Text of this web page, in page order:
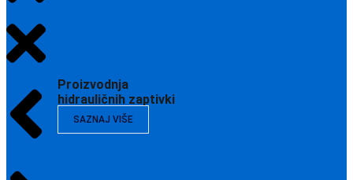
Proizvodnja
hidrauličnih zaptivki
SAZNAJ VIŠE